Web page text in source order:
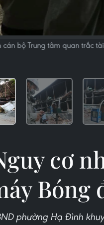
cán bộ Trung tâm quan trắc
cơ
Bóng
phường Hạ Đình